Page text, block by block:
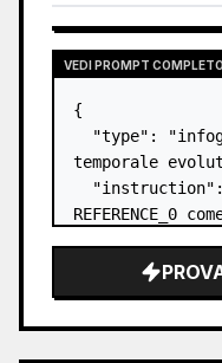
VEDI PROMPT COMPLETO
{
"type":
temporale
REFERENCE_0
un'infografica
Sostituisci le